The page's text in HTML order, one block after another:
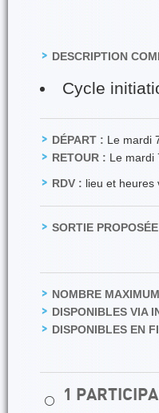
DESCRIPTION
Cycle
DÉPART : Le mardi
RETOUR : Le mardi
RDV : lieu et heures
SORTIE
NOMBRE
DISPONIBLES VIA
DISPONIBLES EN
⚪ 1